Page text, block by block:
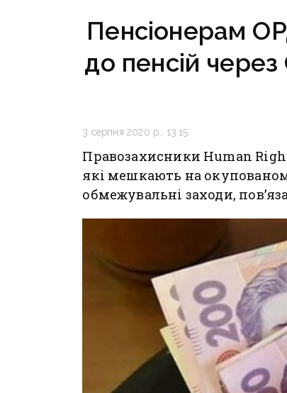
Пенсіонерам
до пенсій
3 серпня 2020 р., 13:15
Правозахисники Human
які мешкають на
обмежувальні заходи,